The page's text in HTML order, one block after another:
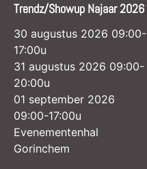
Trendz/Showup Najaar 2026
30 augustus 2026 09:00-
17:00u
31 augustus 2026 09:00-
20:00u
01 september 2026
09:00-17:00u
Evenementenhal
Gorinchem